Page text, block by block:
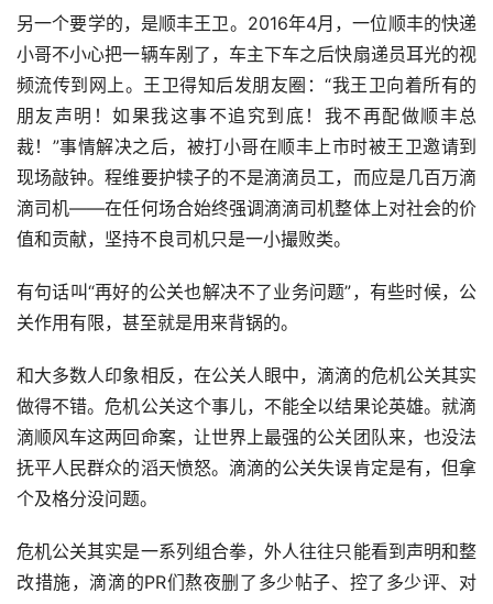
另一个要学的，是顺丰王卫。2016年4月，一位顺丰的快递
小哥不小心把一辆车剐了，车主下车之后快扇递员耳光的视
频流传到网上。王卫得知后发朋友圈：“我王卫向着所有的
朋友声明！如果我这事不追究到底！我不再配做顺丰总
裁！”事情解决之后，被打小哥在顺丰上市时被王卫邀请到
现场敲钟。程维要护犊子的不是滴滴员工，而应是几百万滴
滴司机——在任何场合始终强调滴滴司机整体上对社会的价
值和贡献，坚持不良司机只是一小撮败类。
有句话叫“再好的公关也解决不了业务问题”，有些时候，公
关作用有限，甚至就是用来背锅的。
和大多数人印象相反，在公关人眼中，滴滴的危机公关其实
做得不错。危机公关这个事儿，不能全以结果论英雄。就滴
滴顺风车这两回命案，让世界上最强的公关团队来，也没法
抚平人民群众的滔天愤怒。滴滴的公关失误肯定是有，但拿
个及格分没问题。
危机公关其实是一系列组合拳，外人往往只能看到声明和整
改措施，滴滴的PR们熬夜删了多少帖子、控了多少评、对